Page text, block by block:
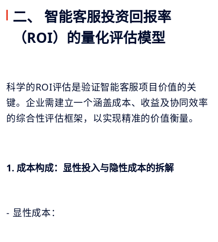
二、 智能客服投资回报率
（ROI）的量化评估模型
科学的ROI评估是验证智能客服项目价值的关
键。企业需建立一个涵盖成本、收益及协同效率
的综合性评估框架，以实现精准的价值衡量。
1. 成本构成：显性投入与隐性成本的拆解
- 显性成本：